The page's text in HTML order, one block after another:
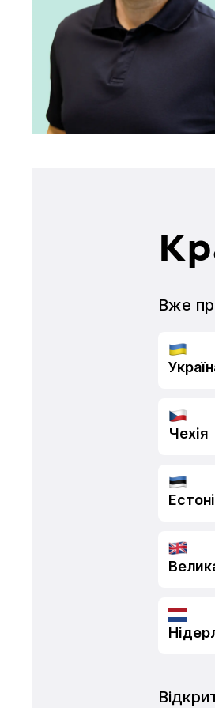
Вже
Чехія